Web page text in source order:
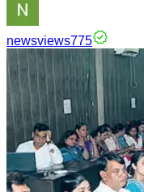
newsviews775